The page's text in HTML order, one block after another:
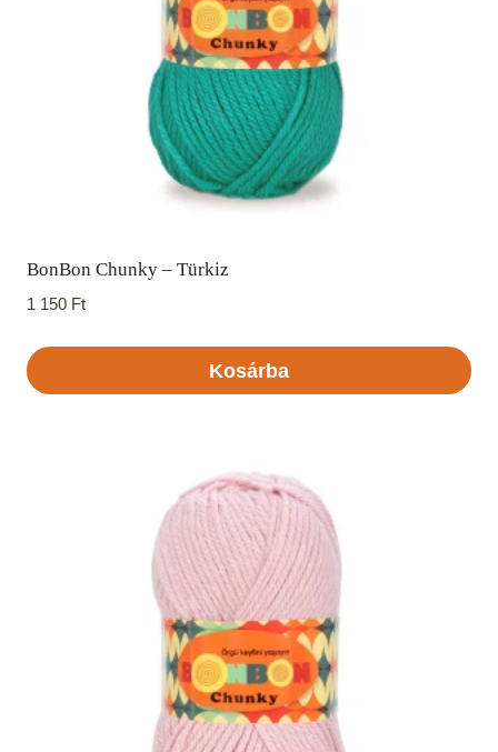
BonBon Chunky – Türkiz
1 150 Ft
Kosárba